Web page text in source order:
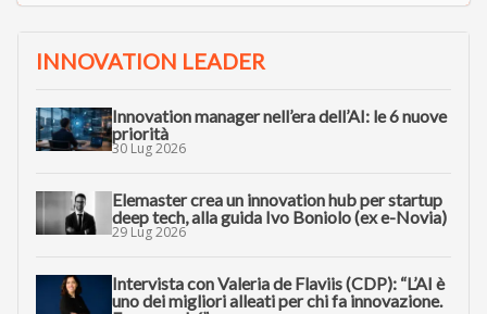
INNOVATION LEADER
Innovation manager nell’era dell’AI: le 6 nuove
priorità
30 Lug 2026
Elemaster crea un innovation hub per startup
deep tech, alla guida Ivo Boniolo (ex e-Novia)
29 Lug 2026
Intervista con Valeria de Flaviis (CDP): “L’AI è
uno dei migliori alleati per chi fa innovazione.